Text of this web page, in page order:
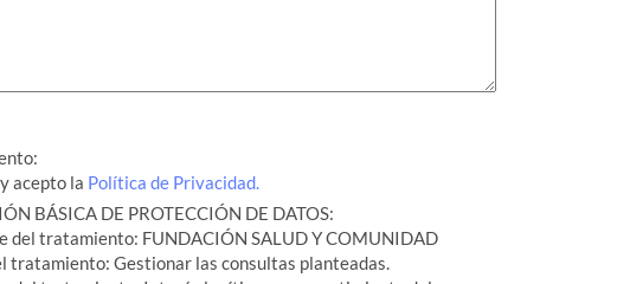
acepto la Política de Privacidad.
BÁSICA DE PROTECCIÓN DE DATOS:
del tratamiento: FUNDACIÓN SALUD Y COMUNIDAD
tratamiento: Gestionar las consultas planteadas.